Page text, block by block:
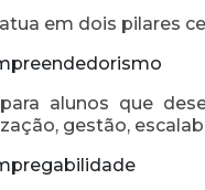
em dois pilares
alunos que
gestão,